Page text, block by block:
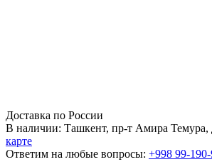
Доставка по России
В наличии: Ташкент, пр-т Амира Темура,
карте
Ответим на любые вопросы: +998 99-